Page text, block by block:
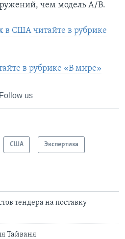
чем модель А/В.
в США читайте в рубрике
в рубрике «В мире»
Follow us
США Экспертиза
тендера на поставку
Тайваня